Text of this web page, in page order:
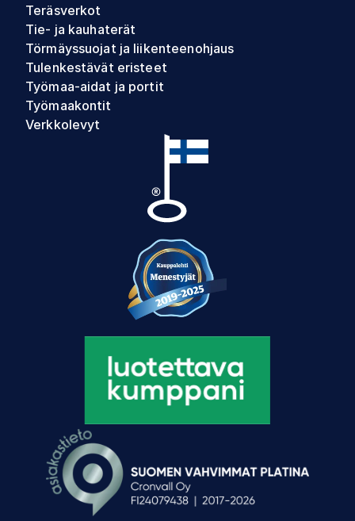
Teräsverkot
Tie- ja kauhaterät
Törmäyssuojat ja liikenteenohjaus
Tulenkestävät eristeet
Työmaa-aidat ja portit
Työmaakontit
Verkkolevyt